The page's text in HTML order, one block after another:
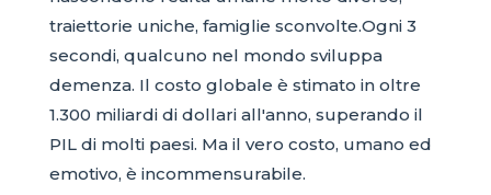
traiettorie uniche, famiglie sconvolte.Ogni 3
secondi, qualcuno nel mondo sviluppa
demenza. Il costo globale è stimato in oltre
1.300 miliardi di dollari all'anno, superando il
PIL di molti paesi. Ma il vero costo, umano ed
emotivo, è incommensurabile.